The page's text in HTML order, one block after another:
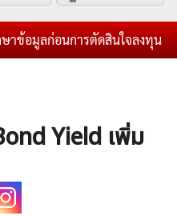
มูลก่อนการตัดสินใจลงทุน และไ
คอร์เรนซี
ฟรีซิกแนล รายวัน
โปรโมชั่น Forex
Yield เพิ่ม